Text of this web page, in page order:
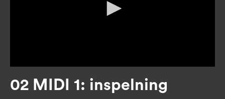
02 MIDI 1: inspelning